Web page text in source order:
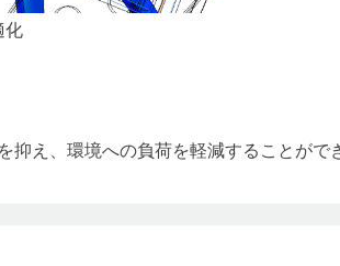
化
え、環境への負荷を軽減することがで